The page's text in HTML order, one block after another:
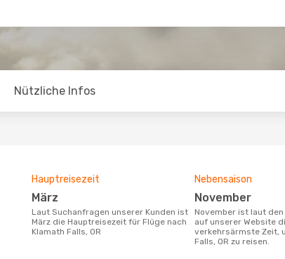
Nützliche Infos
Hauptreisezeit
März
Laut Suchanfragen unserer Kunden ist
März die Hauptreisezeit für Flüge nach
Klamath Falls, OR
Nebensaison
November
November ist laut den Suchanfragen
auf unserer Website
verkehrsärmste Zeit,
Falls, OR zu reisen.